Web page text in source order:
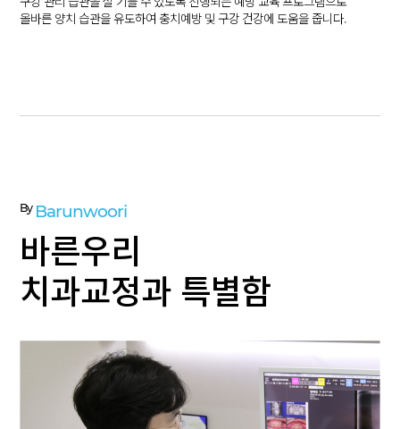
올바른 양치 습관을 유도하여 충치예방 및 구강 건강에 도움을 줍니다.
By Barunwoori
바른우리
치과교정과 특별함